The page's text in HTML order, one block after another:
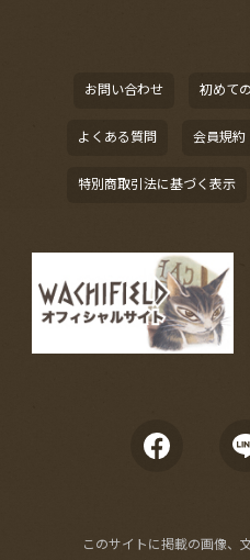
お問い合わせ 初めて
よくある質問 会員規約
特別商取引法に基づく表示
このサイトに掲載の画像、